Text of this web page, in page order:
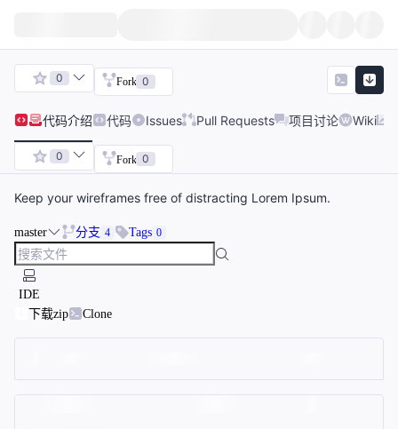
0 Fork 0
代码介绍 代码 Issues Pull Requests 项目讨论 Wiki
0 Fork 0
Keep your wireframes free of distracting Lorem Ipsum.
master 分支 4 Tags 0
IDE
下载zip
Clone